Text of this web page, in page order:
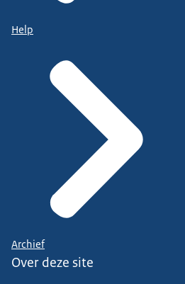
Help
Archief
Over deze site